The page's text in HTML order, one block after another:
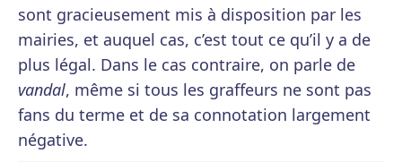
sont gracieusement mis à disposition par les
mairies, et auquel cas, c’est tout ce qu’il y a de
plus légal. Dans le cas contraire, on parle de
vandal, même si tous les graffeurs ne sont pas
fans du terme et de sa connotation largement
négative.